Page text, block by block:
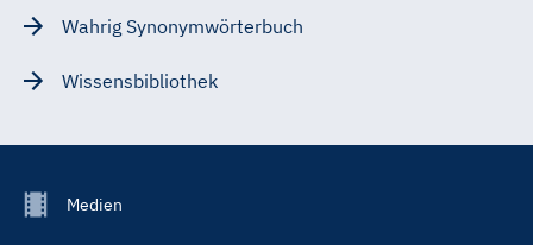
Wahrig Synonymwörterbuch
Wissensbibliothek
FooterMedien